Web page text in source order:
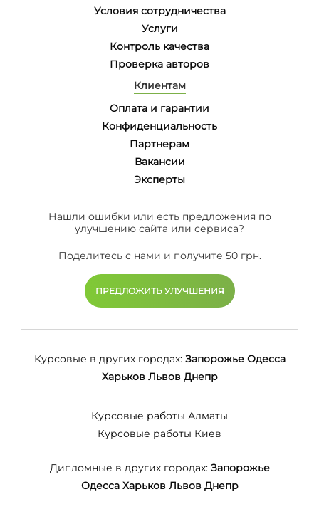
Условия сотрудничества
Услуги
Контроль качества
Проверка авторов
Клиентам
Оплата и гарантии
Конфиденциальность
Партнерам
Вакансии
Эксперты
Нашли ошибки или есть предложения по
улучшению сайта или сервиса?
Поделитесь с нами и получите 50 грн.
ПРЕДЛОЖИТЬ УЛУЧШЕНИЯ
Курсовые в других городах: Запорожье Одесса
Харьков Львов Днепр
Курсовые работы Алматы
Курсовые работы Киев
Дипломные в других городах: Запорожье
Одесса Харьков Львов Днепр